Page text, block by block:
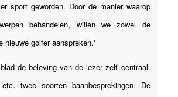
sport geworden. Door de manier waarop
behandelen, willen we zowel de
nieuwe golfer aanspreken.'
de beleving van de lezer zelf centraal.
twee soorten baanbesprekingen. De